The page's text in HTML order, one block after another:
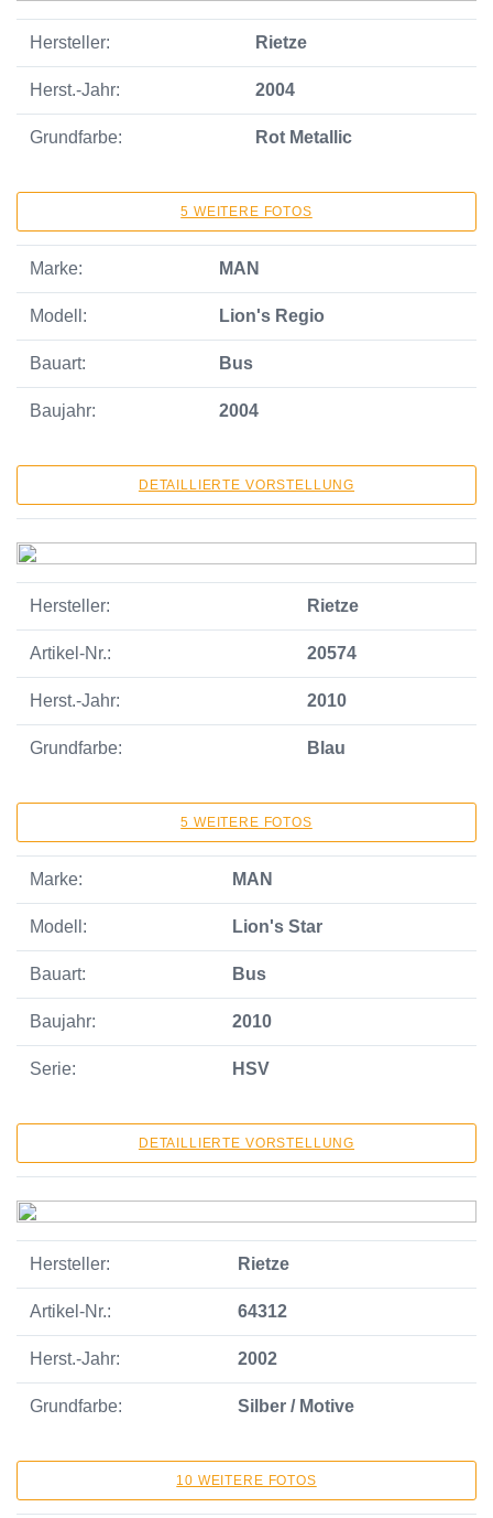
Hersteller: Rietze
Herst.-Jahr: 2004
Grundfarbe: Rot Metallic
5 WEITERE FOTOS
Marke: MAN
Modell: Lion's Regio
Bauart: Bus
Baujahr: 2004
DETAILLIERTE VORSTELLUNG
Hersteller: Rietze
Artikel-Nr.: 20574
Herst.-Jahr: 2010
Grundfarbe: Blau
5 WEITERE FOTOS
Marke: MAN
Modell: Lion's Star
Bauart: Bus
Baujahr: 2010
Serie: HSV
DETAILLIERTE VORSTELLUNG
Hersteller: Rietze
Artikel-Nr.: 64312
Herst.-Jahr: 2002
Grundfarbe: Silber / Motive
10 WEITERE FOTOS